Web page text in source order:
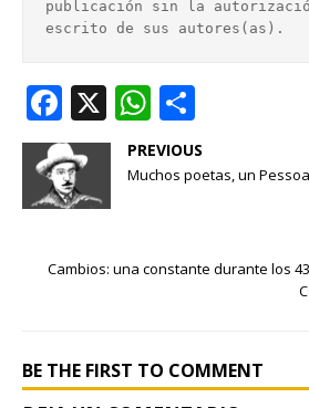
publicación sin la
escrito de sus autores(as).
F
a
c
e
o
X W
h
at
p
h
ar
PREVIOUS
Muchos poetas, un Pessoa
Cambios: una constante durante los
BE THE FIRST TO COMMENT